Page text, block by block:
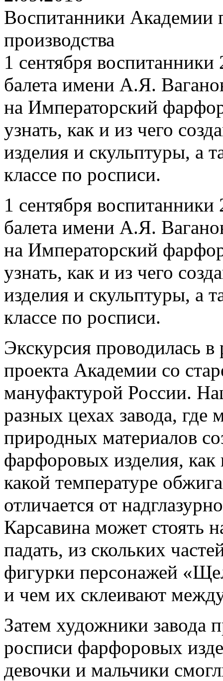
Воспитанники Академии
производства
1 сентября
балета имени А.Я.
на Императорский
узнать, как и из чего
изделия и скульптуры, а
классе по росписи.
1 сентября
балета имени А.Я.
на Императорский
узнать, как и из чего
изделия и скульптуры, а
классе по росписи.
Экскурсия проводилась в
проекта Академии со
мануфактурой России.
разных цехах завода, где
природных материалов
фарфоровых изделия,
какой температуре
отличается от
Карсавина может стоять
падать, из скольких
фигурки персонажей
и чем их склеивают
Затем художники завода
росписи фарфоровых
девочки и мальчики